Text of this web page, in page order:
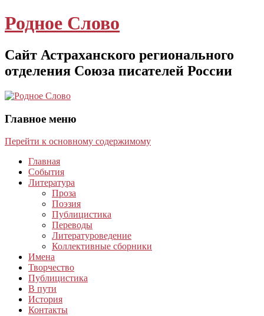
Родное Слово
Сайт Астраханского регионального
отделения Союза писателей России
Главное меню
Перейти к основному содержимому
Главная
События
Литература
Проза
Поэзия
Публицистика
Переводы
Литературоведение
Коллективные сборники
Имена
Творчество
Публицистика
В пути
История
Контакты